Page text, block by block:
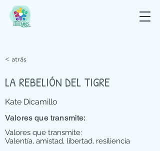
< atrás
LA REBELIÓN DEL TIGRE
Kate Dicamillo
Valores que transmite:
Valores que transmite:
Valentía, amistad, libertad, resiliencia